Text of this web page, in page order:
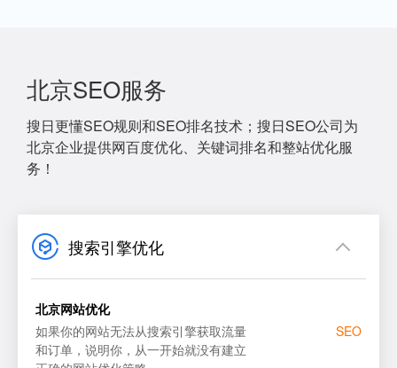
北京SEO服务
搜日更懂SEO规则和SEO排名技术；搜日SEO公司为
北京企业提供网百度优化、关键词排名和整站优化服
务！
搜索引擎优化
北京网站优化
SEO
如果你的网站无法从搜索引擎获取流量
和订单，说明你，从一开始就没有建立